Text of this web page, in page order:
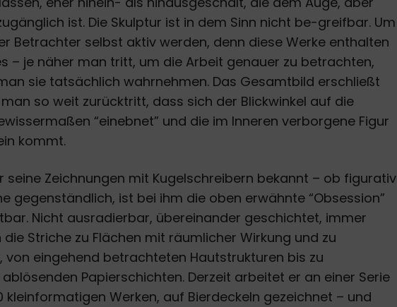
ist. Die Skulptur ist in dem Sinn nicht be-greifbar. Um
Betrachter selbst aktiv werden, denn diese Werke enthalten
– je näher man tritt, um die Arbeit genauer zu betrachten,
sie tatsächlich wahrnehmen. Das Gesamtbild erschließt
so weit zurücktritt, dass sich der Blickwinkel auf die
“einebnet” und die im Inneren verborgene Figur
kommt.
seine Zeichnungen mit Kugelschreibern bekannt – ob figurativ
gegenständlich, ist bei ihm die oben erwähnte “Obsession”
Nicht ausradierbar, übereinander geschichtet, immer
Striche zu Flächen mit räumlicher Wirkung und zu
von eingehend betrachteten Hautstrukturen bis zu
Papierschichten. Derzeit arbeitet er an einer Serie
kleinformatigen Werken, auf Bierdeckeln gezeichnet – und